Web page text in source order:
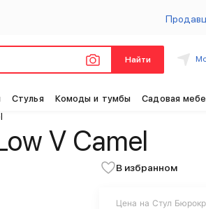
Найти
Стулья Комоды и тумбы Садовая
V Camel
В избранном
Цена на Стул